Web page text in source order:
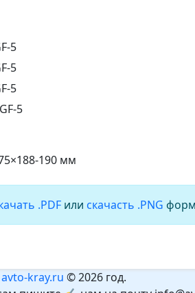
5
5
5
5
190 мм
.PDF или скачасть .PNG
avto-kray.ru © 2026 год.